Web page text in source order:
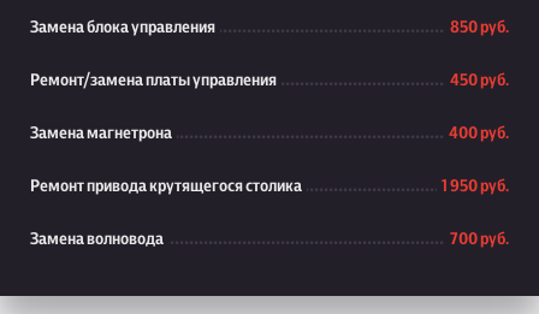
Замена блока управления 850 руб.
Ремонт/замена платы управления 450 руб.
Замена магнетрона 400 руб.
Ремонт привода крутящегося столика 1 950 руб.
Замена волновода 700 руб.